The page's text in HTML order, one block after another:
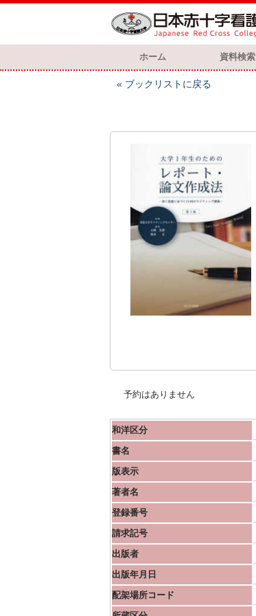
ホーム 資料検索
ブックリストに戻る
予約はありません
和洋区分
書名
版表示
著者名
登録番号
請求記号
出版者
出版年月日
配架場所コード